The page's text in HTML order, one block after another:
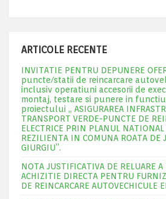
ARTICOLE RECENTE
INVITATIE PENTRU DEPUNERE
puncte/statii de reincarcare
inclusiv operatiuni accesorii de
montaj, testare si punere in
proiectului „ ASIGURAREA
TRANSPORT VERDE-PUNCTE DE
ELECTRICE PRIN PLANUL NATIONAL
REZILIENTA IN COMUNA ROATA DE
GIURGIU”.
NOTA JUSTIFICATIVA DE RELUARE A
ACHIZITIE DIRECTA PENTRU
DE REINCARCARE AUTOVECHICULE